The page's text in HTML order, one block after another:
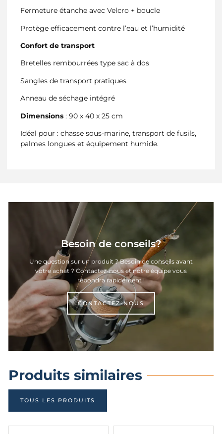
Fermeture étanche avec Velcro + boucle
Protège efficacement contre l’eau et l’humidité
Confort de transport
Bretelles rembourrées type sac à dos
Sangles de transport pratiques
Anneau de séchage intégré
Dimensions : 90 x 40 x 25 cm
Idéal pour : chasse sous-marine, transport de fusils,
palmes longues et équipement humide.
Besoin de conseils?
Une question sur un produit ? Besoin de conseils avant
votre achat ? Contactez-nous et notre équipe vous
répondra rapidement !
CONTACTEZ-NOUS
Produits similaires
TOUS LES PRODUITS